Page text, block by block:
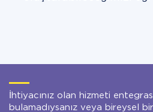
İhtiyacınız olan hizmeti
bulamadıysanız veya bireysel